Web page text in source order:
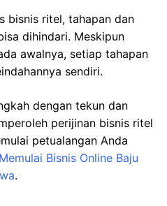
bisnis ritel, tahapan dan
dihindari. Meskipun
awalnya, setiap tahapan
sendiri.
dengan tekun dan
perijinan bisnis ritel
petualangan Anda
Bisnis Online Baju
.